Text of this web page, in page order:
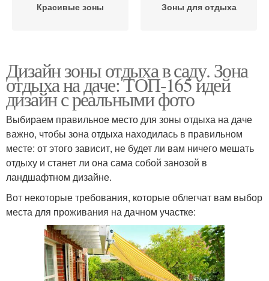
Красивые зоны Зоны для отдыха
Дизайн зоны отдыха в саду. Зона
отдыха на даче: ТОП-165 идей
дизайн с реальными фото
Выбираем правильное место для зоны отдыха на даче
важно, чтобы зона отдыха находилась в правильном
месте: от этого зависит, не будет ли вам ничего мешать
отдыху и станет ли она сама собой занозой в
ландшафтном дизайне.
Вот некоторые требования, которые облегчат вам выбор
места для проживания на дачном участке: